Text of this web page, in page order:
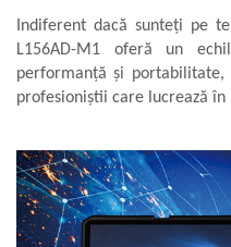
Indiferent dacă sunteți pe
L156AD-M1 oferă un
performanță și portabilitate,
profesioniștii care lucrează